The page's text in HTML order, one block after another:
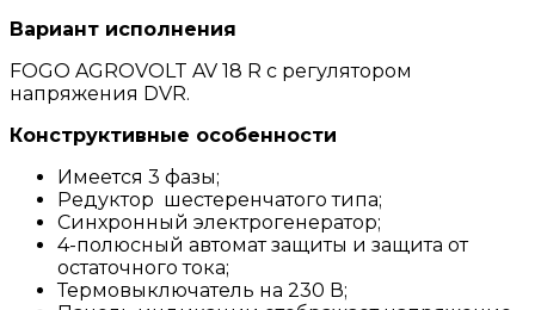
Вариант исполнения
FOGO AGROVOLT AV 18 R c регулятором
напряжения DVR.
Конструктивные особенности
Имеется 3 фазы;
Редуктор шестеренчатого типа;
Синхронный электрогенератор;
4-полюсный автомат защиты и защита от
остаточного тока;
Термовыключатель на 230 В;